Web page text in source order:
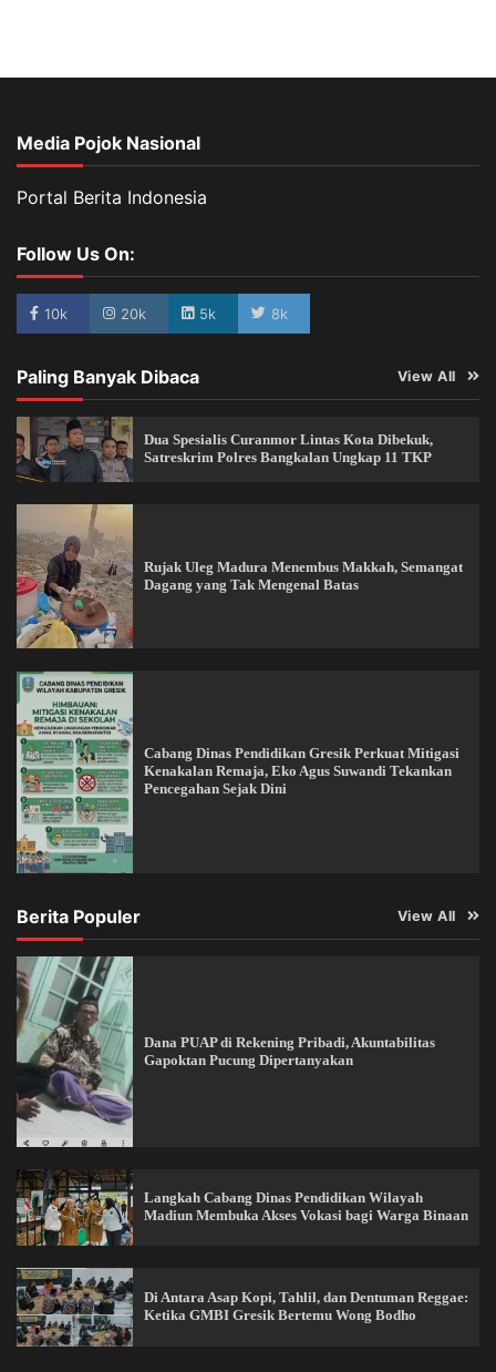
Media Pojok Nasional
Portal Berita Indonesia
Follow Us On:
10k 20k 5k 8k
Paling Banyak Dibaca View All
Dua Spesialis Curanmor Lintas Kota Dibekuk,
Satreskrim Polres Bangkalan Ungkap 11 TKP
Rujak Uleg Madura Menembus Makkah, Semangat
Dagang yang Tak Mengenal Batas
Cabang Dinas Pendidikan Gresik Perkuat Mitigasi
Kenakalan Remaja, Eko Agus Suwandi Tekankan
Pencegahan Sejak Dini
Berita Populer View All
Dana PUAP di Rekening Pribadi, Akuntabilitas
Gapoktan Pucung Dipertanyakan
Langkah Cabang Dinas Pendidikan Wilayah
Madiun Membuka Akses Vokasi bagi Warga Binaan
Di Antara Asap Kopi, Tahlil, dan Dentuman Reggae:
Ketika GMBI Gresik Bertemu Wong Bodho